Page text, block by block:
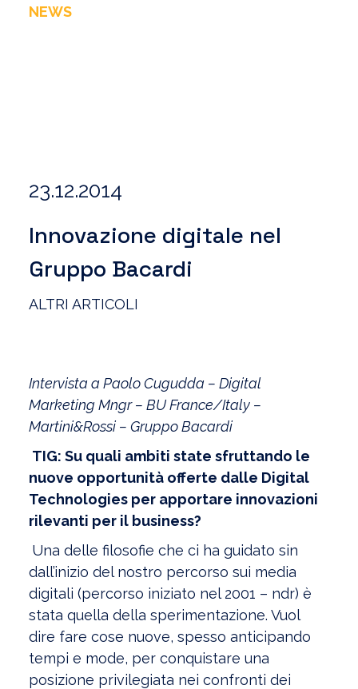
NEWS
23.12.2014
Innovazione digitale nel
Gruppo Bacardi
ALTRI ARTICOLI
Intervista a Paolo Cugudda – Digital
Marketing Mngr – BU France/Italy –
Martini&Rossi – Gruppo Bacardi
TIG: Su quali ambiti state sfruttando le
nuove opportunità offerte dalle Digital
Technologies per apportare innovazioni
rilevanti per il business?
Una delle filosofie che ci ha guidato sin
dall’inizio del nostro percorso sui media
digitali (percorso iniziato nel 2001 – ndr) è
stata quella della sperimentazione. Vuol
dire fare cose nuove, spesso anticipando
tempi e mode, per conquistare una
posizione privilegiata nei confronti dei